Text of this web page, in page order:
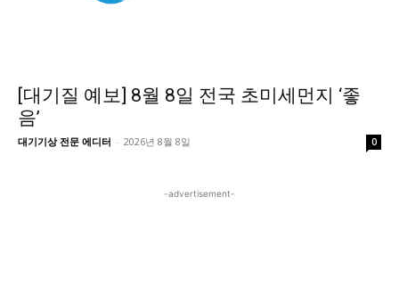
[대기질 예보] 8월 8일 전국 초미세먼지 ‘좋
음’
대기기상 전문 에디터 - 2026년 8월 8일 0
-advertisement-